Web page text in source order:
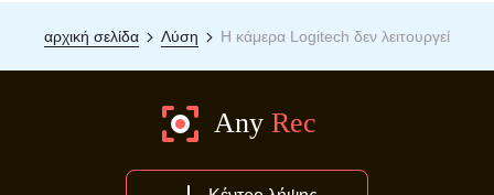
αρχική σελίδα Λύση Η κάμερα Logitech δεν λειτουργεί